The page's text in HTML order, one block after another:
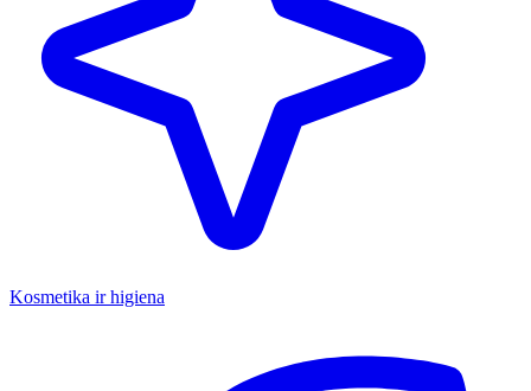
Kosmetika ir higiena